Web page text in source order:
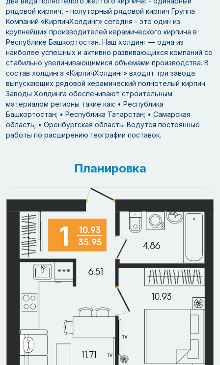
рядовой кирпич, - полуторный рядовой кирпич Группа
Компаний «КирпичХолдинг» сегодня - это один из
крупнейших производителей керамического кирпича в
Республике Башкортостан. Наш холдинг — одна из
наиболее успешных и активно развивающихся компаний со
стабильно увеличивающимися объемами производства. В
состав холдинга «КирпичХолдинг» входят три завода
выпускающих рядовой керамический полнотелый кирпич.
Заводы Холдинга обеспечивают строительным
материалом регионы такие как: • Республика
Башкортостан; • Республика Татарстан; • Самарская
область; • Оренбургская область. Ведутся постоянные
работы по расширению географии поставок.
Планировка